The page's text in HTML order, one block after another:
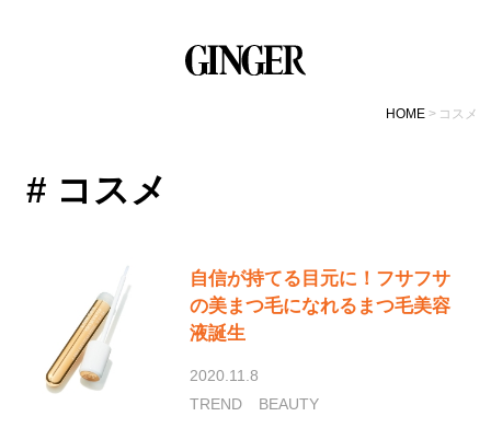
HOME コスメ
# コスメ
自信が持てる目元に！フサフサ
の美まつ毛になれるまつ毛美容
液誕生
2020.11.8
TREND
BEAUTY